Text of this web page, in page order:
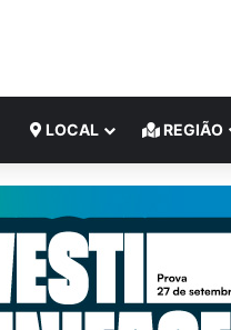
LOCAL REGIÃO